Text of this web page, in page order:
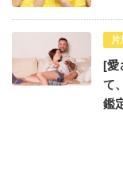
片
[愛
て
鑑